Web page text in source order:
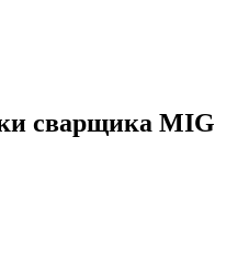
сварщика MIG